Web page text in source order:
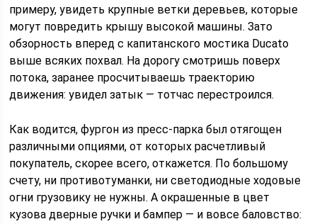
примеру, увидеть крупные ветки деревьев, которые
могут повредить крышу высокой машины. Зато
обзорность вперед с капитанского мостика Ducato
выше всяких похвал. На дорогу смотришь поверх
потока, заранее просчитываешь траекторию
движения: увидел затык — тотчас перестроился.
Как водится, фургон из пресс-парка был отягощен
различными опциями, от которых расчетливый
покупатель, скорее всего, откажется. По большому
счету, ни противотуманки, ни светодиодные ходовые
огни грузовику не нужны. А окрашенные в цвет
кузова дверные ручки и бампер — и вовсе баловство: